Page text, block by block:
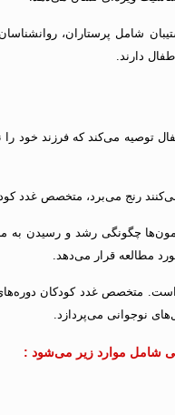
شامل پرستاران،‌
دارند.
توصیه می‌کند که فرزند خود
رنج می‌برد، متخصص غدد
چگونگی رشد و رسیدن به
مطالعه قرار می‌دهد.
متخصص غدد کودکان
نوجوانی می‌پردازد.
شامل موارد زیر می‌‌شود :